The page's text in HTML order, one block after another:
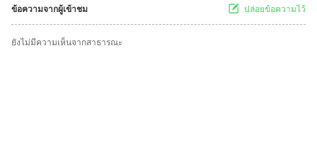
ข้อความจากผู้เข้าชม ปล่อยข้อความไว้
ยังไม่มีความเห็นจากสาธารณะ